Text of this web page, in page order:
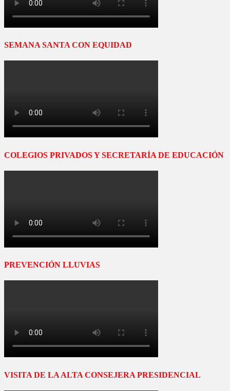
SEMANA SANTA CON EQUIDAD
COLEGIOS PRIVADOS Y SECRETARÍA DE EDUCACIÓN
PREVENCIÓN LLUVIAS
VISITA DE LA ALTA CONSEJERA PRESIDENCIAL